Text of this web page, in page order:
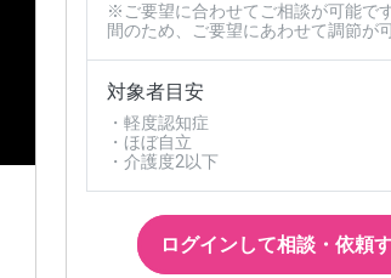
※ご要望に合わせてご相談が可能で
間のため、ご要望にあわせて調節が
対象者目安
・軽度認知症
・ほぼ自立
・介護度2以下
ログインして相談・依頼